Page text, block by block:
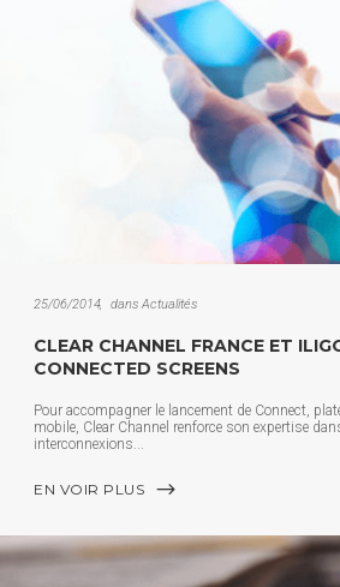
25/06/2014 dans Actualités
CLEAR CHANNEL FRANCE ET
CONNECTED SCREENS
Pour accompagner le lancement de Connect,
mobile, Clear Channel renforce son expertise
interconnexions
EN VOIR PLUS